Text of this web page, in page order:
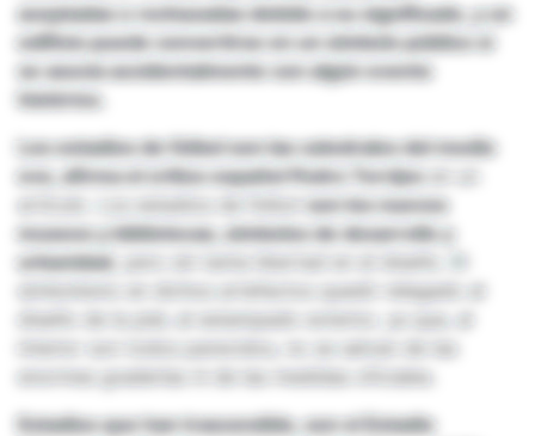
aceptadas o rechazadas debido a su significado, y un
edificio puede convertirse en un símbolo público si
se asocia accidentalmente con algún evento
histórico.
Los estadios de fútbol son las catedrales del medio
evo, afirma el crítico español Pedro Torrijos
artículo. Los estadios de fútbol son los nuevos
museos y bibliotecas, símbolos de desarrollo y
urbanidad,
pero sin tanta libertad en el diseño. El
simbolismo en dichos artefactos quedó relegado al
diseño de la piel, al estampado exterior, ya que, al
interior son todos parecidos, no se salvan de las
enormes graderías ni de las medidas oficiales.
Estadios que han trascendido, son el Estadio